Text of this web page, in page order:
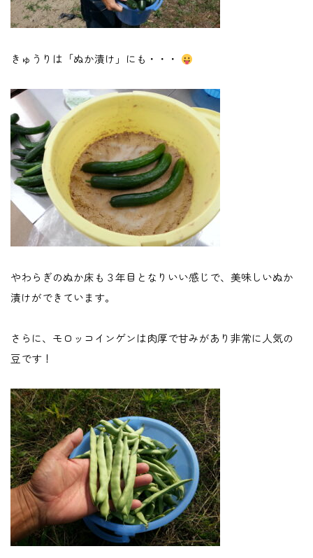
きゅうりは「ぬか漬け」にも・・・
やわらぎのぬか床も３年目となりいい感じで、美味しいぬか
漬けができています。
さらに、モロッコインゲンは肉厚で甘みがあり非常に人気の
豆です！